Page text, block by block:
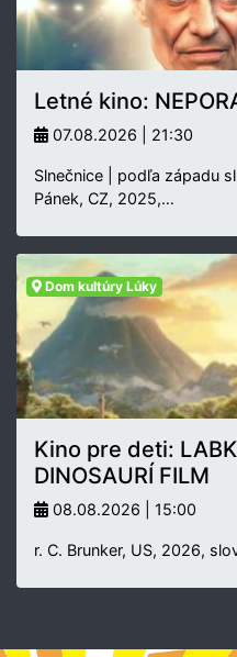
Letné kino:
07.08.2026 | 21:30
Slnečnice | podľa západu
Pánek, CZ, 2025,…
Dom kultúry Lúky
Kino pre deti:
DINOSAURÍ FILM
08.08.2026 | 15:00
r. C. Brunker, US, 2026,